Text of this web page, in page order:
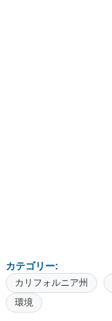
カテゴリー:
カリフォルニア州
環境